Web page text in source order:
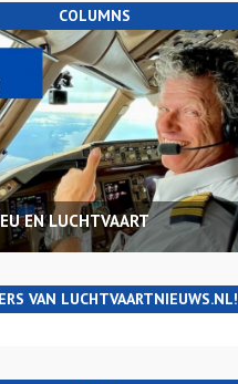
COLUMNS
EN LUCHTVAART
VAN LUCHTVAARTNIEUWS.NL!